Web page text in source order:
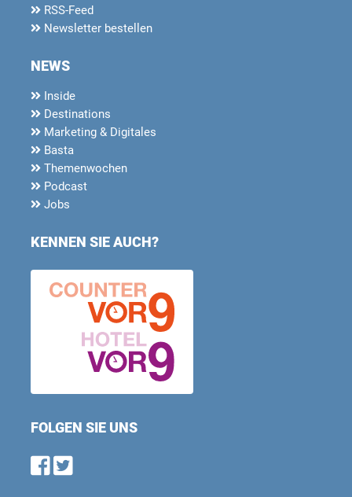
RSS-Feed
Newsletter bestellen
NEWS
Inside
Destinations
Marketing & Digitales
Basta
Themenwochen
Podcast
Jobs
KENNEN SIE AUCH?
FOLGEN SIE UNS
Find us on Facebook
Follow us on Twitter